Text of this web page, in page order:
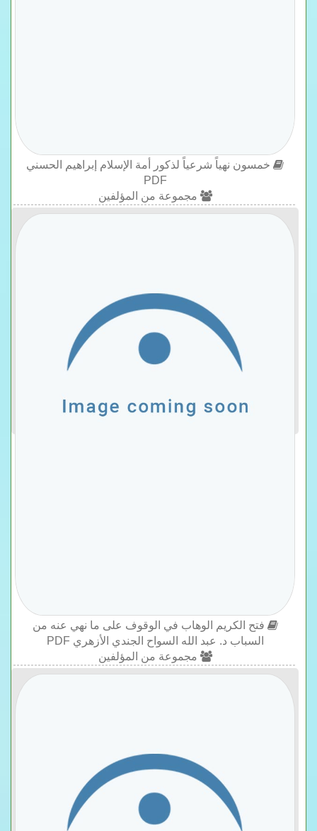
خمسون نهياً شرعياً لذكور أمة الإسلام إبراهيم الحسني
PDF
مجموعة من المؤلفين
فتح الكريم الوهاب في الوقوف على ما نهي عنه من
السباب د. عبد الله السواح الجندي الأزهري PDF
مجموعة من المؤلفين